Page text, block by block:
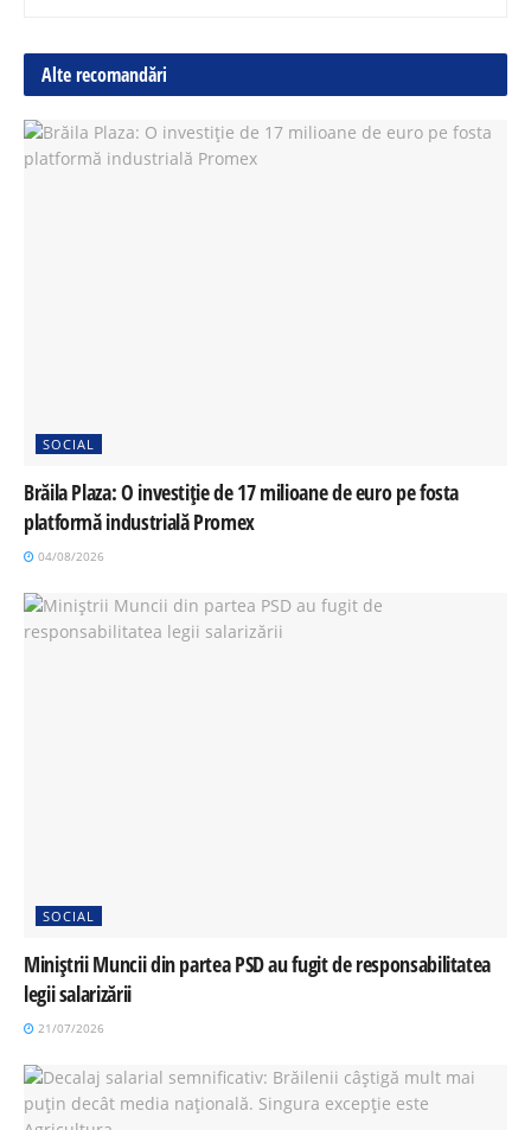
Alte recomandări
SOCIAL
Brăila Plaza: O investiție de 17 milioane de euro pe fosta
platformă industrială Promex
04/08/2026
SOCIAL
Miniștrii Muncii din partea PSD au fugit de responsabilitatea
legii salarizării
21/07/2026